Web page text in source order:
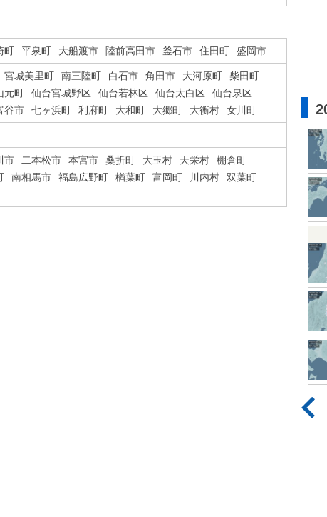
町 平泉町 大船渡市 陸前高田市 釜石市 住田町 盛岡市
宮城美里町 南三陸町 白石市 角田市 大河原町
柴田町
元町 仙台宮城野区 仙台若林区 仙台太白区
仙台泉区
谷市 七ヶ浜町 利府町 大和町 大郷町 大衡村 女川町
市 二本松市 本宮市 桑折町 大玉村 天栄村
棚倉町
南相馬市 福島広野町 楢葉町 富岡町 川内村
双葉町